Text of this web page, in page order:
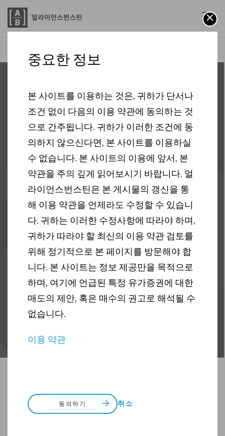
트럼프 2.0 시대, 변동성에 대비한 방어주 투자 전략
2025.03.05
트럼프 2.0 시대, 변동성
에 대비한 방어주 투자
전략
미국 선거 변동성 전망
중요한 정보
본 사이트를 이용하는 것은, 귀하가 단서나
조건 없이 다음의 이용 약관에 동의하는 것
으로 간주됩니다. 귀하가 이러한 조건에 동
의하지 않으신다면, 본 사이트를 이용하실
수 없습니다. 본 사이트의 이용에 앞서, 본
약관을 주의 깊게 읽어보시기 바랍니다. 얼
라이언스번스틴은 본 게시물의 갱신을 통
해 이용 약관을 언제라도 수정할 수 있습니
다. 귀하는 이러한 수정사항에 따라야 하며,
귀하가 따라야 할 최신의 이용 약관 검토를
위해 정기적으로 본 페이지를 방문해야 합
니다. 본 사이트는 정보 제공만을 목적으로
하며, 여기에 언급된 특정 유가증권에 대한
매도의 제안, 혹은 매수의 권고로 해석될 수
없습니다.
이용 약관
동의하기 취소